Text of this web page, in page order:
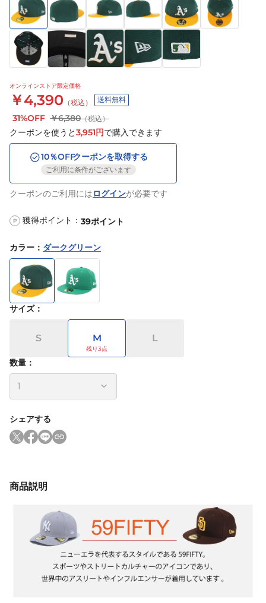
オンラインストア限定価格
￥4,390 （税込） 送料無料
31%OFF ￥6,380（税込）
クーポンを使うと3,951円で購入できます
10％OFFクーポンを取得する
ご利用に条件がございます
クーポンのご利用にはログインが必要です
P 獲得ポイント： 39ポイント
カラー ： ダークグリーン
サイズ：
S M L
数量：
シェアする
商品説明